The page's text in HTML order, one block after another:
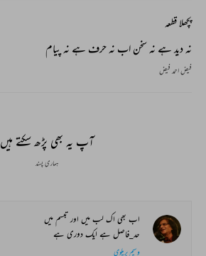
پچھلا قطعہ
نہ دید ہے نہ سخن اب نہ حرف ہے نہ پیام
فیض احمد فیض
آپ یہ بھی پڑھ سکتے ہیں
ہماری پسند
اب بھی اک لب میں اور تبسم میں
حد_فاصل ہے ایک دوری ہے
وسیم بریلوی